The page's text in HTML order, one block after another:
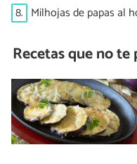
8. Milhojas de papas al
Recetas que no